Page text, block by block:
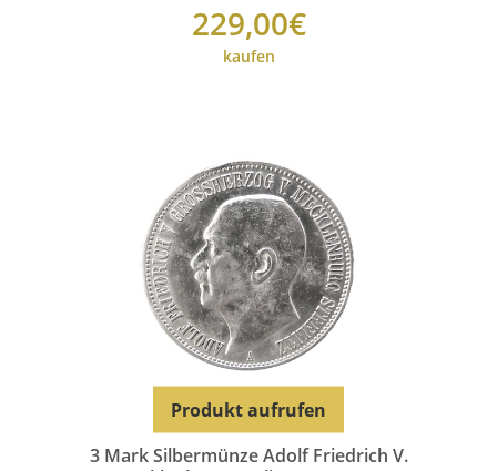
229,00€
kaufen
3 Mark Silbermünze Adolf Friedrich V.
Produkt aufrufen